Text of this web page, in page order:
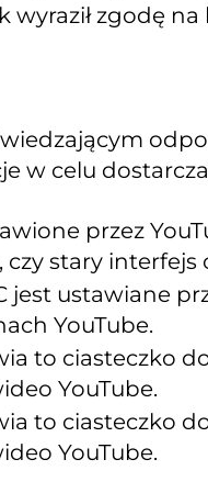
wyraził zgodę
w celu
przez
stary interfejs
jest ustawiane
YouTube.
to ciasteczko
YouTube.
to ciasteczko
YouTube.